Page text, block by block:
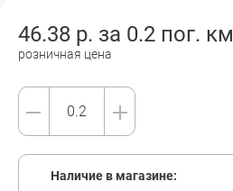
46.38 р. за 0.2 пог. км
розничная цена
Наличие в магазине: